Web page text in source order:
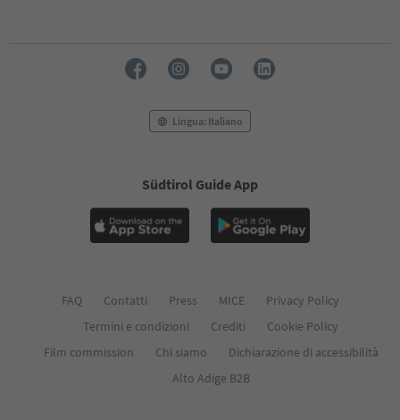
Lingua: Italiano
Südtirol Guide App
FAQ Contatti Press MICE
Privacy Policy
Termini e condizioni
Crediti
Cookie Policy
Film commission
Chi siamo
Dichiarazione di accessibilità
Alto Adige B2B